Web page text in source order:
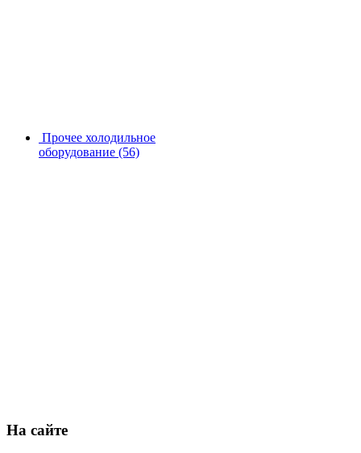
Прочее холодильное
оборудование (56)
На сайте